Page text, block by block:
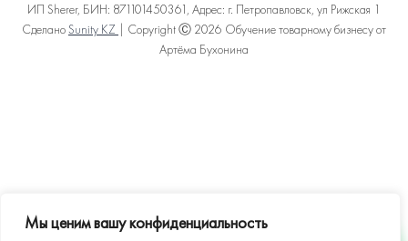
Мы ценим вашу конфиденциальность
ИП Sherer, БИН: 871101450361, Адрес: г. Петропавловск, ул Рижская 1
Сделано Sunity KZ | Copyright Ⓒ 2026 Обучение товарному бизнесу от
Артёма Бухонина